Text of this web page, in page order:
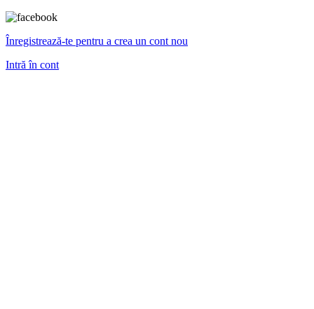
Înregistrează-te pentru a crea un cont nou
Intră în cont